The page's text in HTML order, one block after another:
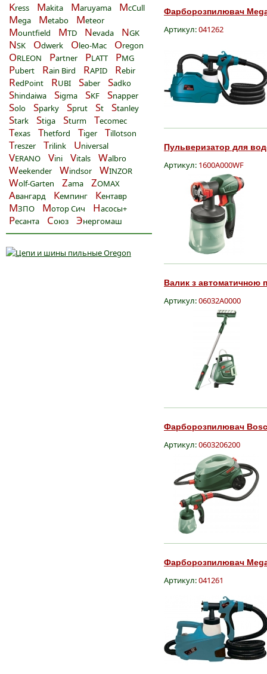
Kress Makita Maruyama McCull
Mega Metabo Meteor
Mountfield MTD Nevada NGK
NSK Odwerk Oleo-Mac Oregon
ORLEON Partner PLATT PMG
Pubert Rain Bird RAPID Rebir
RedPoint RUBI Saber Sadko
Shindaiwa Sigma SKF Snapper
Solo Sparky Sprut St Stanley
Stark Stiga Sturm Tecomec
Texas Thetford Tiger Tillotson
Treszer Trilink Universal
VERANO Vini Vitals Walbro
Weekender Windsor WINZOR
Wolf-Garten Zama ZOMAX
Авангард Кемпинг Кентавр
МЗПО Мотор Сич Насосы+
Ресанта Союз Энергомаш
Фарборозпилювач
Артикул:041262
Пульверизатор для
Артикул: 1600A000WF
Валик з автоматичною
Артикул:06032A0000
Фарборозпилювач
Артикул:0603206200
Фарборозпилювач
Артикул:041261